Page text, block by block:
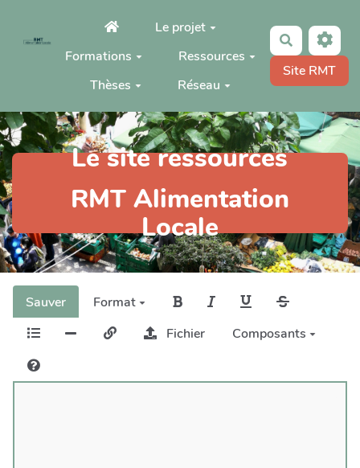
Aller au contenu principalLe projet
Formations
Ressources
Thèses
Réseau
Rechercher
Site RMT
Le site ressources
RMT Alimentation
Locale
Sauver
Format
Fichier
Composants